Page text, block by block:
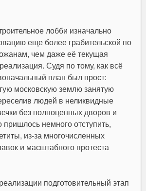
лобби изначально
еще более грабительской по
чем даже её текущая
Судя по тому, как всё
план был прост:
московскую землю занятую
людей в неликвидные
без полноценных дворов и
пришлось немного отступить,
из-за многочисленных
и масштабного протеста
подготовительный этап